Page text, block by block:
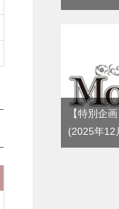
【特別企
2025年12